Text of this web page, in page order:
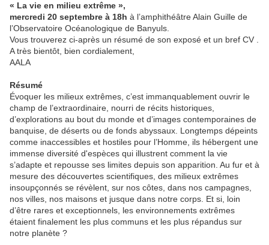
« La vie en milieu extrême »,
mercredi 20 septembre à 18h à l’amphithéâtre Alain Guille de
l’Observatoire Océanologique de Banyuls.
Vous trouverez ci-après un résumé de son exposé et un bref CV .
A très bientôt, bien cordialement,
AALA
Résumé
Évoquer les milieux extrêmes, c’est immanquablement ouvrir le
champ de l’extraordinaire, nourri de récits historiques,
d’explorations au bout du monde et d’images contemporaines de
banquise, de déserts ou de fonds abyssaux. Longtemps dépeints
comme inaccessibles et hostiles pour l’Homme, ils hébergent une
immense diversité d'espèces qui illustrent comment la vie
s’adapte et repousse ses limites depuis son apparition. Au fur et à
mesure des découvertes scientifiques, des milieux extrêmes
insoupçonnés se révèlent, sur nos côtes, dans nos campagnes,
nos villes, nos maisons et jusque dans notre corps. Et si, loin
d’être rares et exceptionnels, les environnements extrêmes
étaient finalement les plus communs et les plus répandus sur
notre planète ?